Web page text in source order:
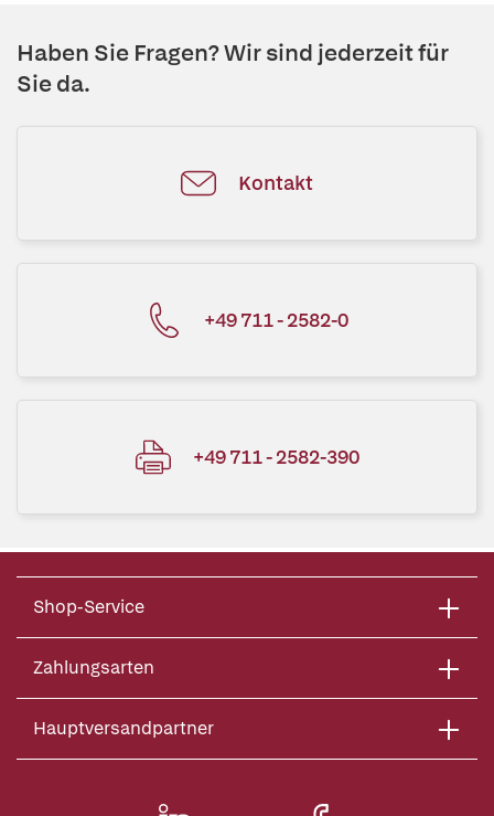
Haben Sie Fragen? Wir sind jederzeit für
Sie da.
Kontakt
+49 711 - 2582-0
+49 711 - 2582-390
Shop-Service
Zahlungsarten
Hauptversandpartner